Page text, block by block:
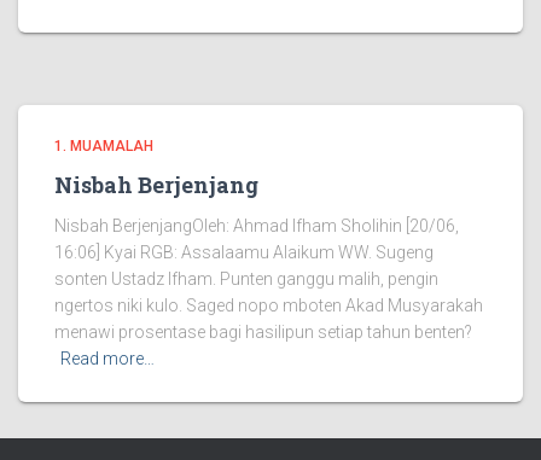
1. MUAMALAH
Nisbah Berjenjang
Nisbah BerjenjangOleh: Ahmad Ifham Sholihin [20/06,
16:06] Kyai RGB: Assalaamu Alaikum WW. Sugeng
sonten Ustadz Ifham. Punten ganggu malih, pengin
ngertos niki kulo. Saged nopo mboten Akad Musyarakah
menawi prosentase bagi hasilipun setiap tahun benten?
Read more…